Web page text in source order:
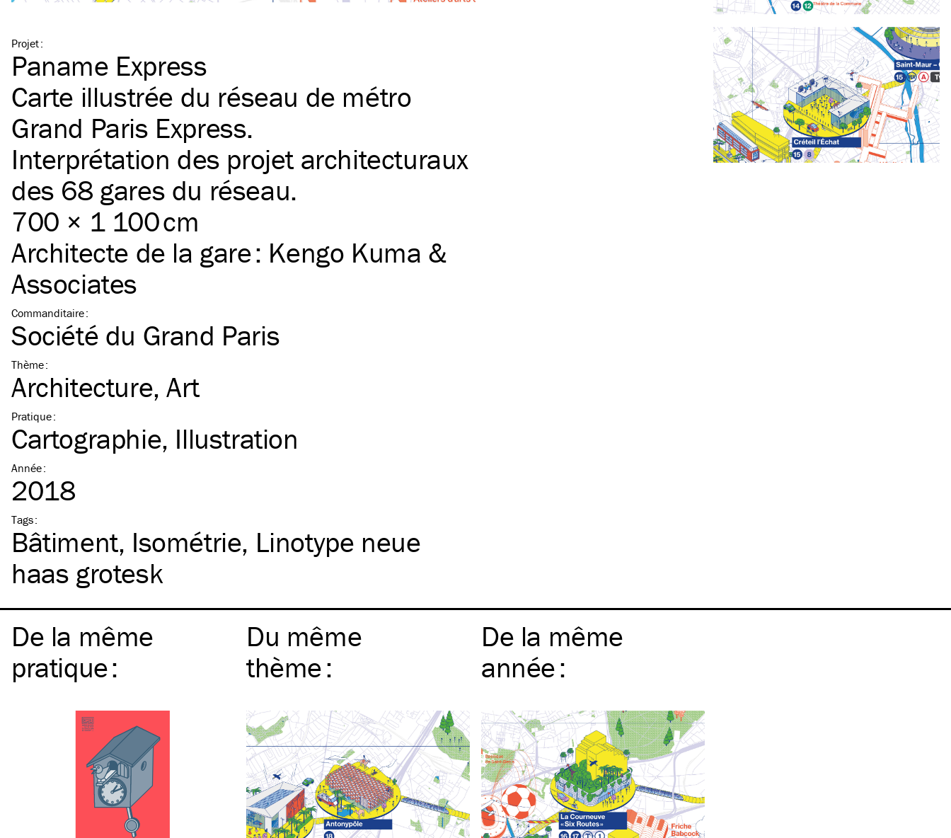
Projet:
Paname Express
Carte illustrée du réseau de métro
Grand Paris Express.
Interprétation des projet architecturaux
des 68 gares du réseau.
700 × 1 100 cm
Architecte de la gare : Kengo Kuma &
Associates
Commanditaire:
Société du Grand Paris
Thème:
Architecture Art
Pratique:
Cartographie Illustration
Année:
2018
Tags:
Bâtiment Isométrie Linotype neue
haas grotesk
De la même
pratique:
Du même
thème:
De la même
année: